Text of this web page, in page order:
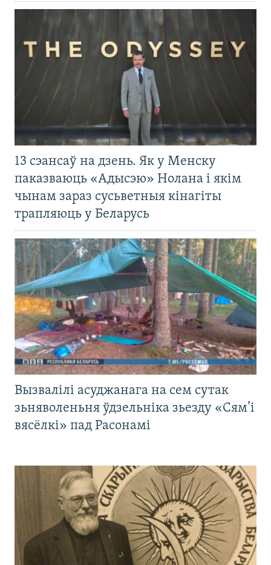
13 сэансаў на дзень. Як у Менску
паказваюць «Адысэю» Нолана і якім
чынам зараз сусьветныя кінагіты
трапляюць у Беларусь
Вызвалілі асуджанага на сем сутак
зьняволеньня ўдзельніка зьезду «Сям’і
вясёлкі» пад Расонамі